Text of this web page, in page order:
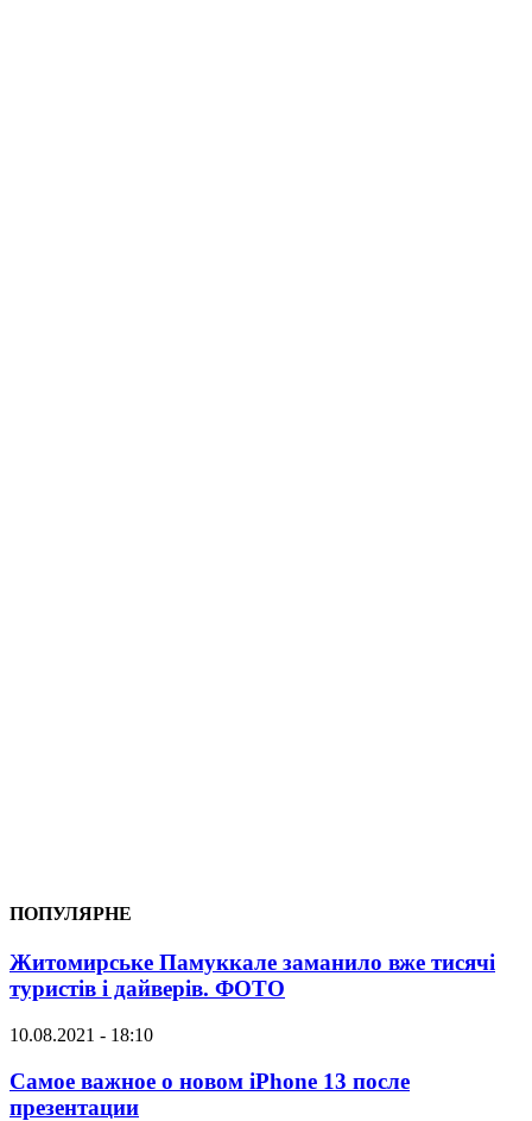
ПОПУЛЯРНЕ
Житомирське Памуккале заманило вже тисячі
туристів і дайверів. ФОТО
10.08.2021 - 18:10
Самое важное о новом iPhone 13 после
презентации